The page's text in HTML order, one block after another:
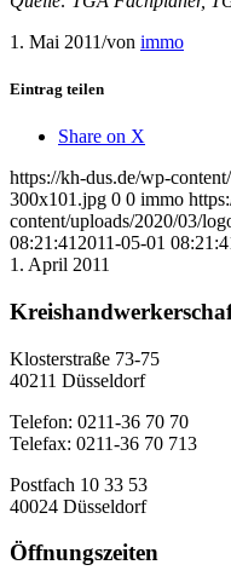
1. Mai 2011/von immo
Eintrag teilen
Share on X
https://kh-dus.de/wp-
300x101.jpg 0 0 immo
content/uploads/2020/03/
08:21:41 2011-05-01
1. April 2011
Klosterstraße 73-75
40211 Düsseldorf
Telefon: 0211-36 70 70
Telefax: 0211-36 70 713
Postfach 10 33 53
40024 Düsseldorf
Öffnungszeiten